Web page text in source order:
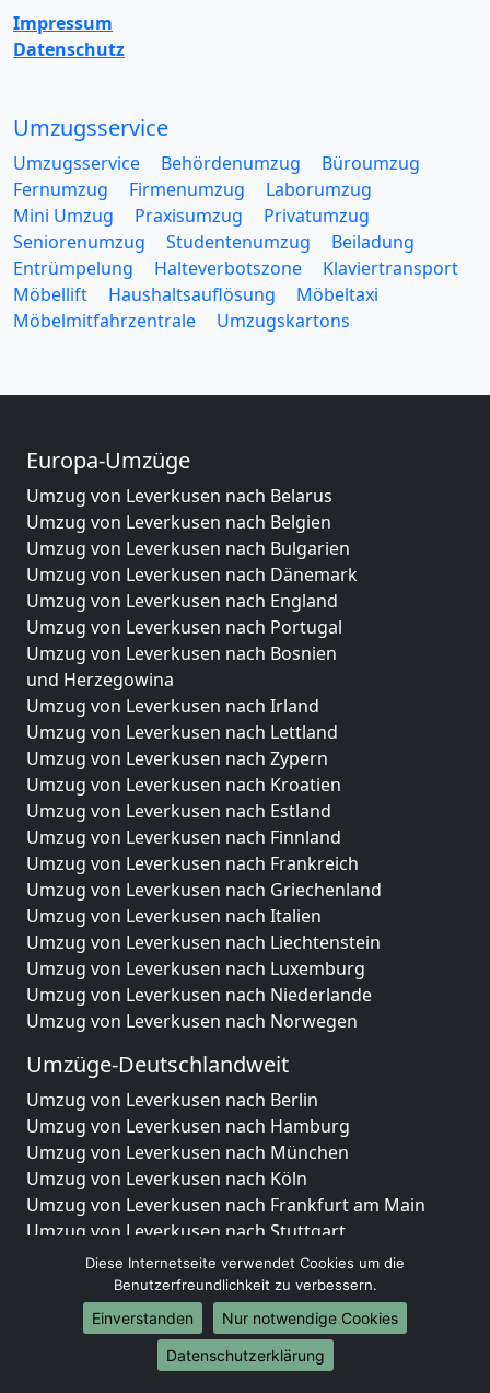
Impressum
Datenschutz
Umzugsservice
Umzugsservice Behördenumzug
Büroumzug
Fernumzug
Firmenumzug
Laborumzug
Mini Umzug
Praxisumzug
Privatumzug
Seniorenumzug
Studentenumzug
Beiladung
Entrümpelung
Halteverbotszone
Klaviertransport
Möbellift
Haushaltsauflösung
Möbeltaxi
Möbelmitfahrzentrale
Umzugskartons
Europa-Umzüge
Umzug von Leverkusen nach Belarus
Umzug von Leverkusen nach Belgien
Umzug von Leverkusen nach Bulgarien
Umzug von Leverkusen nach Dänemark
Umzug von Leverkusen nach England
Umzug von Leverkusen nach Portugal
Umzug von Leverkusen nach Bosnien
und Herzegowina
Umzug von Leverkusen nach Irland
Umzug von Leverkusen nach Lettland
Umzug von Leverkusen nach Zypern
Umzug von Leverkusen nach Kroatien
Umzug von Leverkusen nach Estland
Umzug von Leverkusen nach Finnland
Umzug von Leverkusen nach Frankreich
Umzug von Leverkusen nach Griechenland
Umzug von Leverkusen nach Italien
Umzug von Leverkusen nach Liechtenstein
Umzug von Leverkusen nach Luxemburg
Umzug von Leverkusen nach Niederlande
Umzug von Leverkusen nach Norwegen
Umzüge-Deutschlandweit
Umzug von Leverkusen nach Berlin
Umzug von Leverkusen nach Hamburg
Umzug von Leverkusen nach München
Umzug von Leverkusen nach Köln
Umzug von Leverkusen nach Frankfurt am Main
Umzug von Leverkusen nach Stuttgart
Umzug von Leverkusen nach Düsseldorf
Umzug von Leverkusen nach Leipzig
Umzug von Leverkusen nach Dortmund
Umzug von Leverkusen nach Essen
Umzug von Leverkusen nach Bremen
Diese Internetseite verwendet Cookies um die
Benutzerfreundlichkeit zu verbessern.
Einverstanden
Nur notwendige Cookies
Datenschutzerklärung